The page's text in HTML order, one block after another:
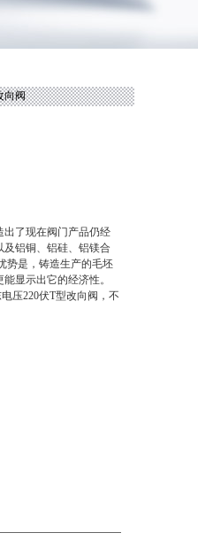
向阀
出了现在阀门产品仍经
铝铜、铝硅、铝镁合
势是，铸造生产的毛坯
显示出它的经济性。
压220伏T型改向阀，不